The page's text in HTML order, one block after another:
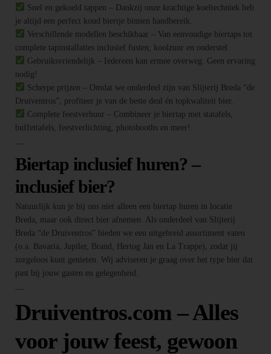
Snel en gekoeld tappen – Dankzij onze krachtige koeltechniek heb
je altijd een perfect koud biertje binnen handbereik.
Verschillende modellen beschikbaar – Van eenvoudige biertaps tot
complete tapinstallaties inclusief fusten, koolzuur en onderstel.
Gebruiksvriendelijk – Iedereen kan ermee overweg. Geen ervaring
nodig!
Scherpe prijzen – Omdat we onderdeel zijn van Slijterij Breda “de
Druiventros”, profiteer je van de beste deal én topkwaliteit bier.
Complete feestverhuur – Combineer je biertap met statafels,
buffettafels, feestverlichting, photobooths en meer!
—
Biertap inclusief huren? –
inclusief bier?
Natuurlijk kun je bij ons niet alleen een biertap huren in locatie
Breda, maar ook direct bier afnemen. Als onderdeel van Slijterij
Breda “de Druiventros” bieden we een uitgebreid assortiment vaten
(o.a. Bavaria, Jupiler, Brand, Hertog Jan en La Trappe), zodat jij
zorgeloos kunt genieten. Wij adviseren je graag over het type bier dat
past bij jouw gasten en gelegenheid.
—
Druiventros.com – Alles
voor jouw feest, gewoon